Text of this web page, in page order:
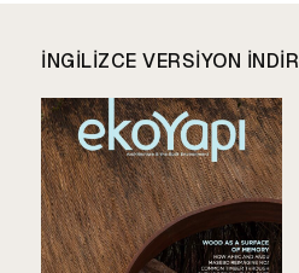
INGILIZCE VERSIYON INDIR